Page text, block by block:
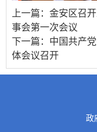
上一篇： 金安区召
事会第一次会议
下一篇： 中国共产
体会议召开
政